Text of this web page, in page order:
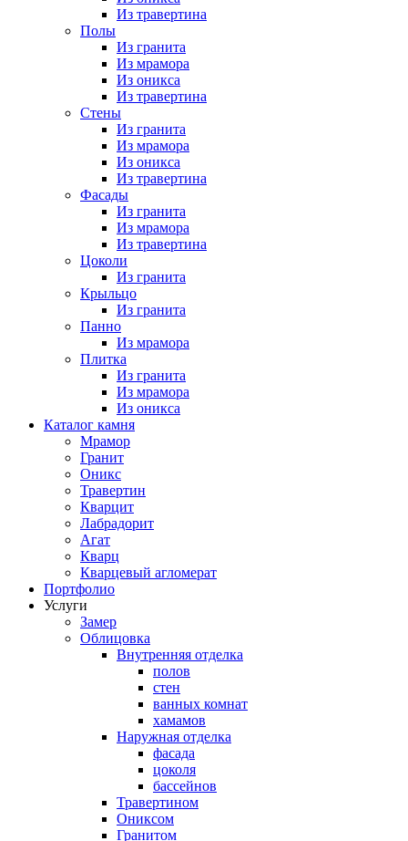
Из травертина
Полы
Из гранита
Из мрамора
Из оникса
Из травертина
Стены
Из гранита
Из мрамора
Из оникса
Из травертина
Фасады
Из гранита
Из мрамора
Из травертина
Цоколи
Из гранита
Крыльцо
Из гранита
Панно
Из мрамора
Плитка
Из гранита
Из мрамора
Из оникса
Каталог камня
Мрамор
Гранит
Оникс
Травертин
Кварцит
Лабрадорит
Агат
Кварц
Кварцевый агломерат
Портфолио
Услуги
Замер
Облицовка
Внутренняя отделка
полов
стен
ванных комнат
хамамов
Наружная отделка
фасада
цоколя
бассейнов
Травертином
Ониксом
Гранитом